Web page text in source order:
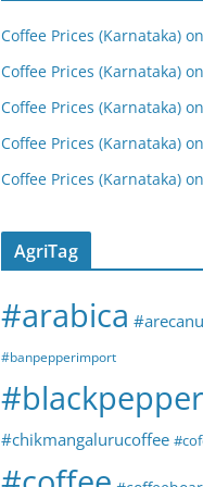
Coffee Prices (Karnataka)
Coffee Prices (Karnataka)
Coffee Prices (Karnataka)
Coffee Prices (Karnataka)
Coffee Prices (Karnataka)
AgriTag
#arabica
#banpepperimport
#blackpepper
#chikmangalurucoffee